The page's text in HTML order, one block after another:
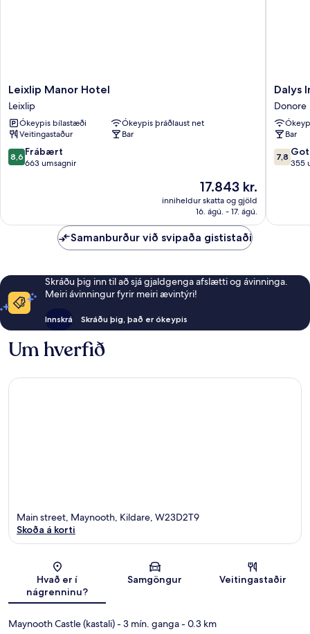
Leixlip
Manor
Hotel
Leixlip
Leixlip Manor Hotel
Leixlip
Ókeypis bílastæði
Ókeypis þráðlaust net
Veitingastaður
Bar
8.6
af
8,6 Frábært
663 umsagnir
Verðið
er
17.843 kr.
17.843 kr.
inniheldur skatta og gjöld
16. ágú. - 17. ágú.
Dalys
Inn
Donore
Dalys
Donore
Bar
7.8
af
7,8
355
Samanburður við svipaða gististaði
Skráðu þig inn til að sjá gjaldgenga afslætti og ávinninga.
Meiri ávinningur fyrir meiri ævintýri!
Innskrá Skráðu þig, það er ókeypis
Um hverfið
Kort
Main street, Maynooth, Kildare, W23D2T9
Skoða á korti
Hvað er í
nágrenninu?
Samgöngur Veitingastaðir
Maynooth Castle (kastali)- 3 mín. ganga- 0.3 km